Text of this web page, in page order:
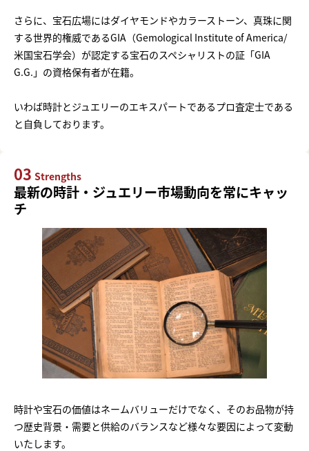
さらに、宝石広場にはダイヤモンドやカラーストーン、真珠に関
する世界的権威であるGIA（Gemological Institute of America/
米国宝石学会）が認定する宝石のスペシャリストの証「GIA
G.G.」の資格保有者が在籍。
いわば時計とジュエリーのエキスパートであるプロ査定士である
と自負しております。
03 Strengths
最新の時計・ジュエリー市場動向を常にキャッ
チ
時計や宝石の価値はネームバリューだけでなく、そのお品物が持
つ歴史背景・需要と供給のバランスなど様々な要因によって変動
いたします。